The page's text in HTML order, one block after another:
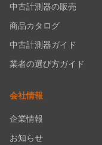
中古計測器の販売
商品カタログ
中古計測器ガイド
業者の選び方ガイド
会社情報
企業情報
お知らせ